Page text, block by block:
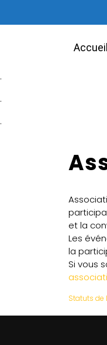
Accueil
.
.
.
et la
Les
la
Si vous
Statuts de